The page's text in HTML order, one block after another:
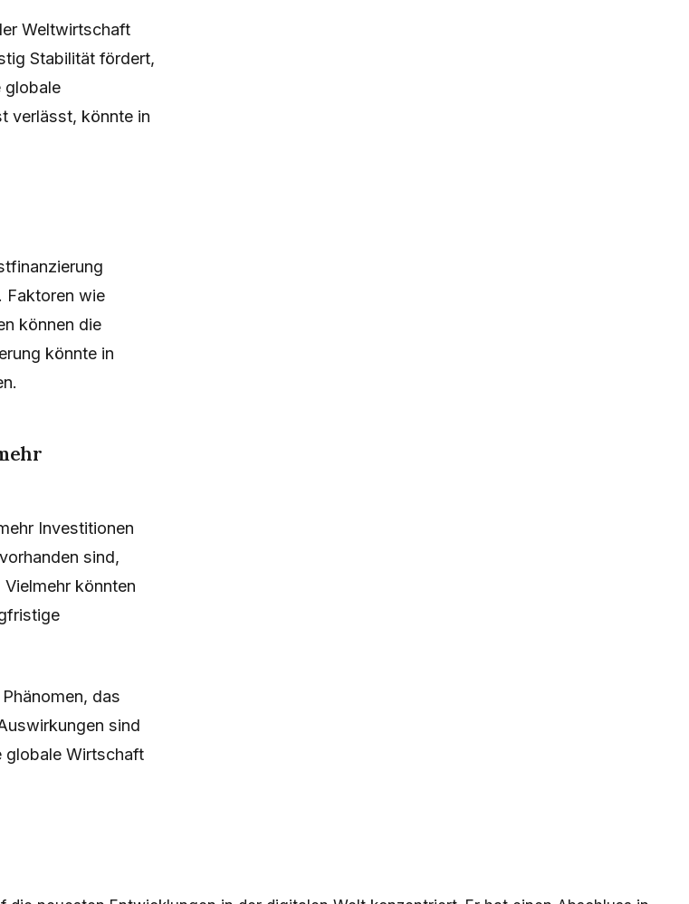
Weltwirtschaft
Stabilität fördert,
globale
verlässt, könnte in
Faktoren wie
können die
könnte in
Investitionen
sind,
könnten
das
sind
globale Wirtschaft